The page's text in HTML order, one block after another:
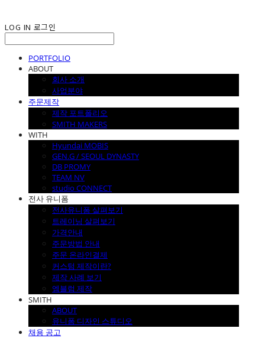
LOG IN 로그인
PORTFOLIO
ABOUT
회사 소개
사업분야
주문제작
제작 포트폴리오
SMITH MAKERS
WITH
Hyundai MOBIS
GEN.G / SEOUL DYNASTY
DB PROMY
TEAM NV
studio CONNECT
전사 유니폼
전사유니폼 살펴보기
트레이닝 살펴보기
가격안내
주문방법 안내
주문 온라인결제
커스텀 제작이란?
제작 사례 보기
엠블럼 제작
SMITH
ABOUT
유니폼 디자인 스튜디오
채용 공고